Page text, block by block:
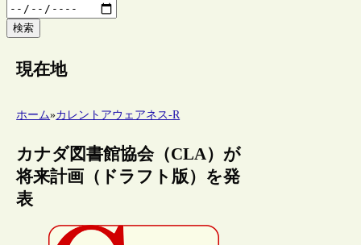
検索
現在地
ホーム»カレントアウェアネス-R
カナダ図書館協会（CLA）が
将来計画（ドラフト版）を発
表